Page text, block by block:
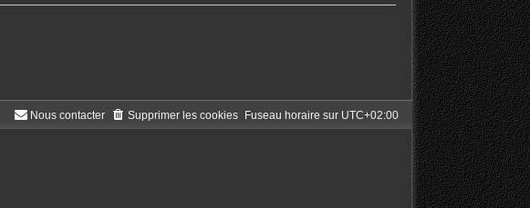
Fuseau horaire sur UTC+02:00
Supprimer les cookies
Nous contacter